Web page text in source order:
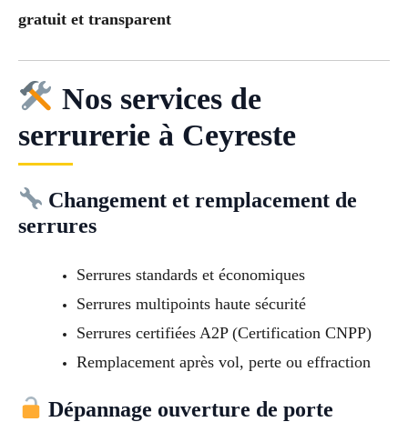
gratuit et transparent
Nos services de
serrurerie à Ceyreste
Changement et remplacement de
serrures
Serrures standards et économiques
Serrures multipoints haute sécurité
Serrures certifiées A2P (Certification CNPP)
Remplacement après vol, perte ou effraction
Dépannage ouverture de porte